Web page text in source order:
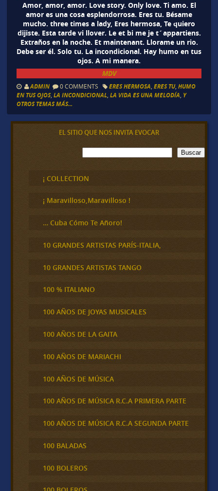
Amor, amor, amor. Love story. Only love. Ti amo. El
amor es una cosa esplendorrosa. Eres tu. Bésame
mucho. three times a lady, Eres hermosa, Te quiero
dijiste. Esta tarde vi llover. Le et bi me je t´appartiens.
Extraños en la noche. Et maintenant. Llorame un rio.
Debe ser él. Solo tu. La incondicional. Hay humo en tus
ojos. A mi manera.
MDV
ADMIN 0 COMMENTS ERES HERMOSA ERES TU, HUMO
EN TUS OJOS, LA INCONDICIONAL, LA VIDA ES UNA MELODÍA Y
OTROS TEMAS MÁS...
EL SITIO QUE NOS INVITA EVOCAR
B
u
c
a
Buscar
¡ COLLECTION
¡ Maravilloso,Maravilloso !
… Cuba Cómo Te Añoro!
10 GRANDES ARTISTAS PARÍS-ITALIA,
10 GRANDES ARTISTAS TANGO
100 % ITALIANO
100 AÑOS DE JOYAS MUSICALES
100 AÑOS DE LA GAITA
100 AÑOS DE MARIACHI
100 AÑOS DE MÚSICA
100 AÑOS DE MÚSICA R.C.A PRIMERA PARTE
100 AÑOS DE MÚSICA R.C.A SEGUNDA PARTE
100 BALADAS
100 BOLEROS